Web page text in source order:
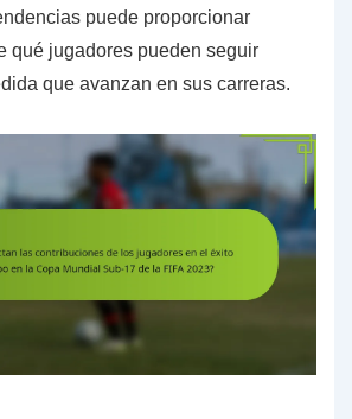
puede proporcionar
qué jugadores pueden seguir
que avanzan en sus carreras.